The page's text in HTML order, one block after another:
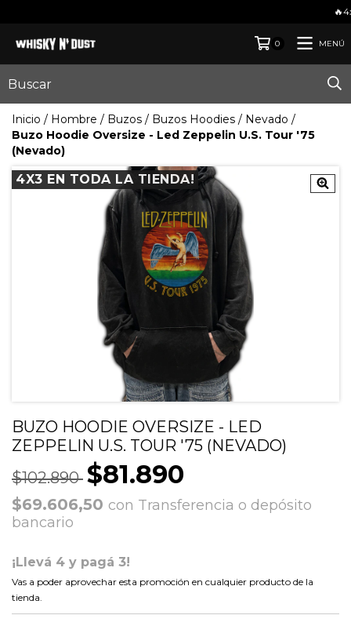
🔥4x3 EN
0 MENÚ
Inicio / Hombre / Buzos / Buzos Hoodies / Nevado /
Buzo Hoodie Oversize - Led Zeppelin U.S. Tour '75
(Nevado)
4X3 EN TODA LA TIENDA!
BUZO HOODIE OVERSIZE - LED
ZEPPELIN U.S. TOUR '75 (NEVADO)
$102.890 $81.890
$69.606,50 con Transferencia o depósito
bancario
¡Llevá 4 y pagá 3!
Vas a poder aprovechar esta promoción en cualquier producto de la
tienda.